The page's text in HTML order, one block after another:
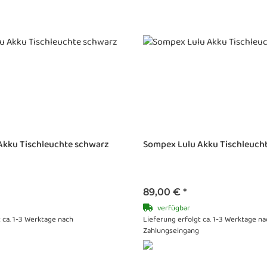
Tischleuchte schwarz
1-3 Werktage nach
Sompex Lulu Akku
89,00 € *
verfügbar
Lieferung erfolgt ca. 1-3 Werktage
Zahlungseingang